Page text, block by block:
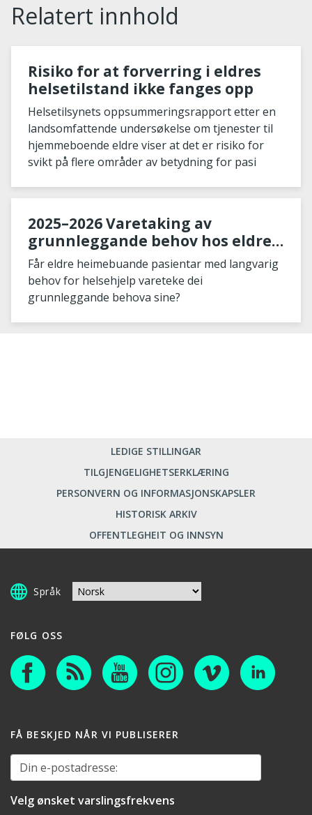
Relatert innhold
Risiko for at forverring i eldres
helsetilstand ikke fanges opp
Helsetilsynets oppsummeringsrapport etter en
landsomfattende undersøkelse om tjenester til
hjemmeboende eldre viser at det er risiko for
svikt på flere områder av betydning for pasi
2025–2026 Varetaking av
grunnleggande behov hos eldre
som bur heime
Får eldre heimebuande pasientar med langvarig
behov for helsehjelp vareteke dei
grunnleggande behova sine?
LEDIGE STILLINGAR
TILGJENGELIGHETSERKLÆRING
PERSONVERN OG INFORMASJONSKAPSLER
HISTORISK ARKIV
OFFENTLEGHEIT OG INNSYN
Språk
FØLG OSS
FÅ BESKJED NÅR VI PUBLISERER
Din e-postadresse:
Velg ønsket varslingsfrekvens